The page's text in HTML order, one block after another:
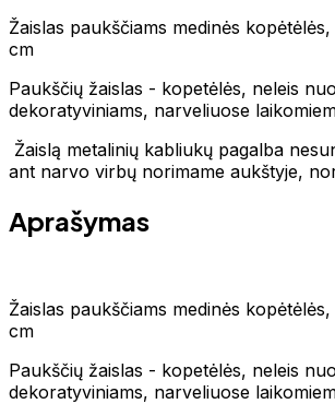
Žaislas paukščiams medinės
cm
Paukščių žaislas - kopetėlės, neleis
dekoratyviniams, narveliuose
Žaislą metalinių kabliukų pagalba
ant narvo virbų norimame aukštyje,
Aprašymas
Žaislas paukščiams medinės
cm
Paukščių žaislas - kopetėlės, neleis
dekoratyviniams, narveliuose